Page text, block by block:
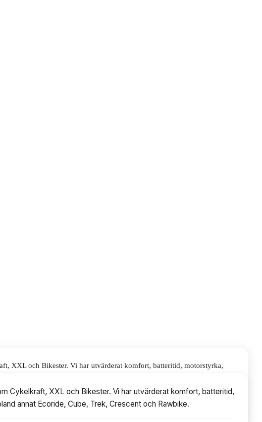
XXL och Bikester. Vi har utvärderat komfort, batteritid, motorstyrka,
Cykelkraft, XXL och Bikester. Vi har utvärderat komfort, batteritid,
annat Ecoride, Cube, Trek, Crescent och Rawbike.